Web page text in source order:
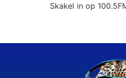
Skakel in op